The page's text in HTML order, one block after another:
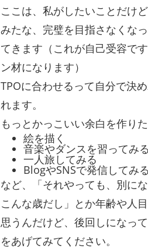
ここは、私がしたいことだけ
みたな、完璧を目指さなくな
てきます（これが自己受容で
ン材になります）
TPOに合わせるって自分で決
れます。
もっとかっこいい余白を作り
絵を描く
音楽やダンスを習ってみる
一人旅してみる
BlogやSNSで発信してみる
など、「それやっても、別に
こんな歳だし」とか年齢や人
思うんだけど、後回しになっ
をあげてみてください。